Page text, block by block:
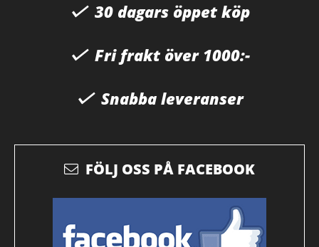
30 dagars öppet köp
Fri frakt över 1000:-
Snabba leveranser
FÖLJ OSS PÅ FACEBOOK